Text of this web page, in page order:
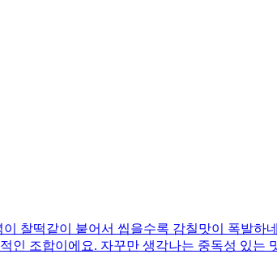
찰떡같이 붙어서 씹을수록 감칠맛이 폭발하
인 조합이에요. 자꾸만 생각나는 중독성 있는